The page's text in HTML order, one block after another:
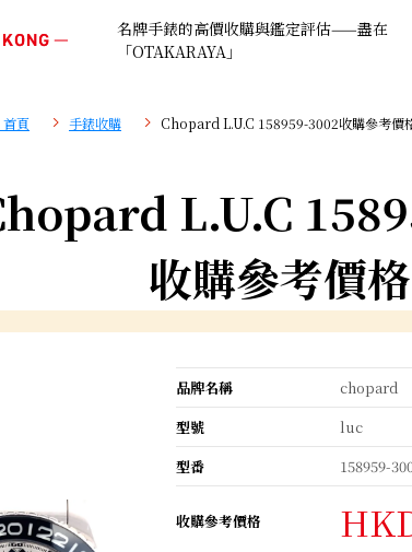
名牌手錶的高價收購與鑑定評估——盡在
「OTAKARAYA」
頁 手錶收購 Chopard L.U.C 158959-3002收購參考價
L.U.C
收購參考價格
品牌名稱
chopard
型號
luc
型番
158959-
收購參考價格